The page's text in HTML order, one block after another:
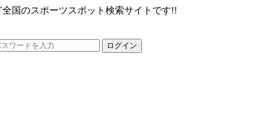
国のスポーツスポット検索サイトです!!
ログイン